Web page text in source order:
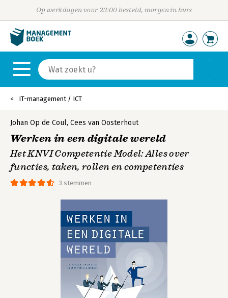
Op werkdagen voor 23:00 besteld, morgen in huis
IT-management / ICT
3 stemmen
Johan Op de Coul, Cees van Oosterhout
Werken in een digitale wereld
Het KNVI Competentie Model: Alles over
functies, taken, rollen en competenties